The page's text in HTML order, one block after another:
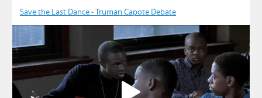
Save the Last Dance - Truman Capote Debate